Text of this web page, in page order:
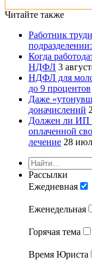
Читайте также
Работник
Когда
НДФЛ 3
НДФЛ для
до 9 процентов
Даже
доначислений
Должен ли ИП
оплаченной
лечение 28
Рассылки
Ежедневная
Еженедельная
Горячая тема
Время Юриста